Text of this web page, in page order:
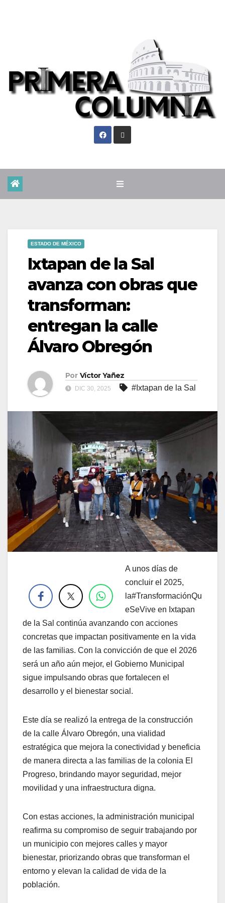
ESTADO DE MÉXICO
Ixtapan de la Sal
avanza con obras que
transforman:
entregan la calle
Álvaro Obregón
Por Víctor Yañez
DIC 30, 2025 #Ixtapan de la Sal
A unos días de
concluir el 2025,
la#TransformaciónQu
eSeVive en Ixtapan
de la Sal continúa avanzando con acciones
concretas que impactan positivamente en la vida
de las familias. Con la convicción de que el 2026
será un año aún mejor, el Gobierno Municipal
sigue impulsando obras que fortalecen el
desarrollo y el bienestar social.
Este día se realizó la entrega de la construcción
de la calle Álvaro Obregón, una vialidad
estratégica que mejora la conectividad y beneficia
de manera directa a las familias de la colonia El
Progreso, brindando mayor seguridad, mejor
movilidad y una infraestructura digna.
Con estas acciones, la administración municipal
reafirma su compromiso de seguir trabajando por
un municipio con mejores calles y mayor
bienestar, priorizando obras que transforman el
entorno y elevan la calidad de vida de la
población.